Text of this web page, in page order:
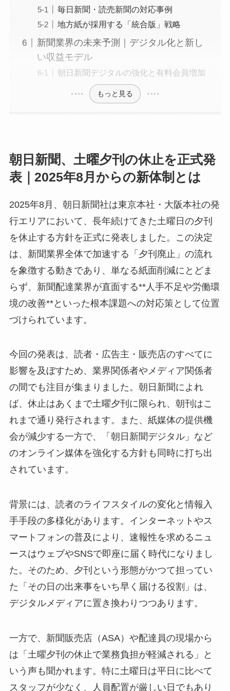
毎日新聞・読売新聞の対応事例
地方紙が採用する「統合版」戦略
新聞業界の未来予測｜デジタル化と新し
い収益モデル
朝日新聞デジタルの強化と有料会員増加
もっと見る
朝日新聞、土曜夕刊の休止を正式発
表｜2025年8月からの新体制とは
2025年8月、朝日新聞社は東京本社・大阪本社の発
行エリアにおいて、長年続けてきた土曜日の夕刊
を休止する方針を正式に発表しました。この決定
は、新聞業界全体で加速する「夕刊廃止」の流れ
を象徴する動きであり、単なる紙面削減にとどま
らず、新聞配達業界が直面する**人手不足や労働環
境の改善**といった根本課題への対応策として位置
づけられています。
今回の発表は、読者・広告主・販売店のすべてに
影響を及ぼすため、業界関係者やメディア関係者
の間でも注目が集まりました。朝日新聞によれ
ば、休止はあくまで土曜夕刊に限られ、朝刊はこ
れまで通り発行されます。また、紙媒体の提供機
会が減少する一方で、「朝日新聞デジタル」など
のオンライン媒体を強化する方針も同時に打ち出
されています。
背景には、読者のライフスタイルの変化と情報入
手手段の多様化があります。インターネットやス
マートフォンの普及により、速報性を求めるニュ
ースはウェブやSNSで即座に届く時代になりまし
た。そのため、夕刊という形態がかつて担ってい
た「その日の出来事をいち早く届ける役割」は、
デジタルメディアに置き換わりつつあります。
一方で、新聞販売店（ASA）や配達員の現場から
は「土曜夕刊の休止で業務負担が軽減される」と
いう声も聞かれます。特に土曜日は平日に比べて
スタッフが少なく、人員配置が厳しい日でもあり